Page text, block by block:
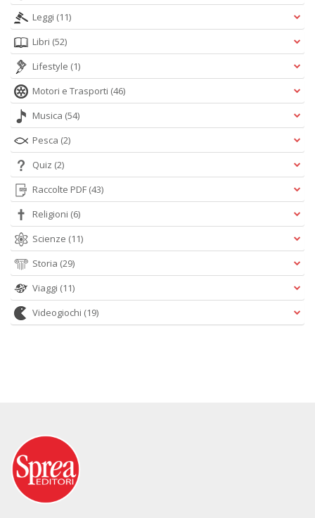
Leggi (11)
Libri (52)
Lifestyle (1)
Motori e Trasporti (46)
Musica (54)
Pesca (2)
Quiz (2)
Raccolte PDF (43)
Religioni (6)
Scienze (11)
Storia (29)
Viaggi (11)
Videogiochi (19)